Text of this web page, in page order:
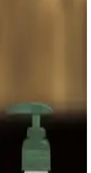
Kakao
sağlıklı yaşamı
içeriğiyle sağlığa
hazırlanan ürün
Tüketicilere tazelik ve
Üretimle